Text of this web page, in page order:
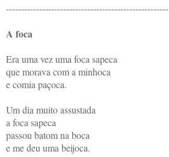
------------------------------------------------------
A foca
Era uma vez uma foca sapeca
que morava com a minhoca
e comia paçoca.
Um dia muito assustada
a foca sapeca
passou batom na boca
e me deu uma beijoca.